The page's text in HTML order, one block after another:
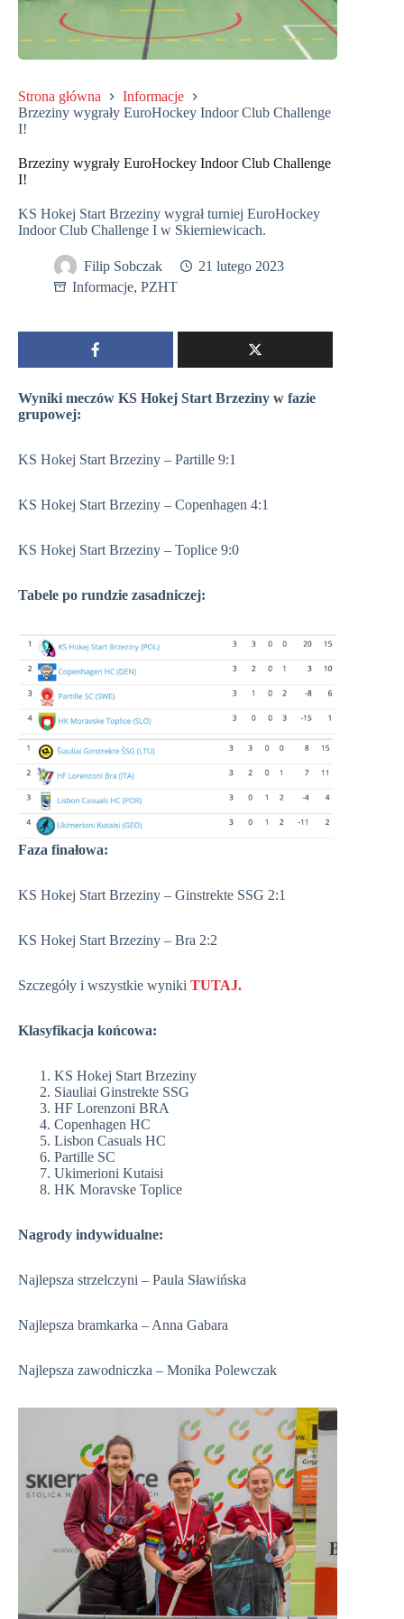
Strona główna
Informacje
Brzeziny wygrały EuroHockey Indoor Club Challenge
I!
Brzeziny wygrały EuroHockey Indoor Club Challenge
I!
KS Hokej Start Brzeziny wygrał turniej EuroHockey
Indoor Club Challenge I w Skierniewicach.
Filip Sobczak
21 lutego 2023
Informacje, PZHT
Wyniki meczów KS Hokej Start Brzeziny w fazie
grupowej:
KS Hokej Start Brzeziny – Partille 9:1
KS Hokej Start Brzeziny – Copenhagen 4:1
KS Hokej Start Brzeziny – Toplice 9:0
Tabele po rundzie zasadniczej:
Faza finałowa:
KS Hokej Start Brzeziny – Ginstrekte SSG 2:1
KS Hokej Start Brzeziny – Bra 2:2
Szczegóły i wszystkie wyniki TUTAJ.
Klasyfikacja końcowa:
KS Hokej Start Brzeziny
Siauliai Ginstrekte SSG
HF Lorenzoni BRA
Copenhagen HC
Lisbon Casuals HC
Partille SC
Ukimerioni Kutaisi
HK Moravske Toplice
Nagrody indywidualne:
Najlepsza strzelczyni – Paula Sławińska
Najlepsza bramkarka – Anna Gabara
Najlepsza zawodniczka – Monika Polewczak